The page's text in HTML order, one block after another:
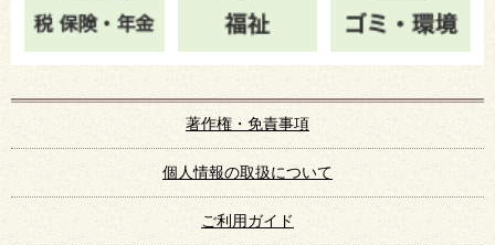
著作権・免責事項
個人情報の取扱について
ご利用ガイド